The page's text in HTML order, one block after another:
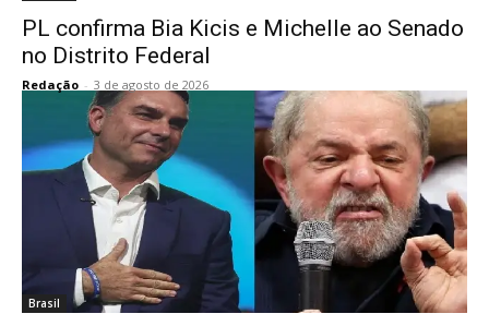
PL confirma Bia Kicis e Michelle ao Senado
no Distrito Federal
Redação - 3 de agosto de 2026
Brasil